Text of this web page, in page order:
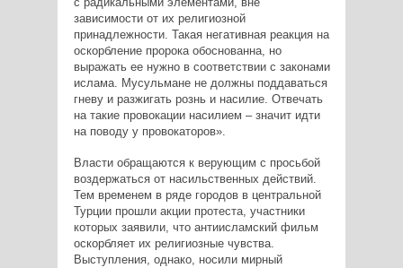
зависимости от их религиозной
принадлежности. Такая негативная реакция на
оскорбление пророка обоснованна, но
выражать ее нужно в соответствии с законами
ислама. Мусульмане не должны поддаваться
гневу и разжигать рознь и насилие. Отвечать
на такие провокации насилием – значит идти
на поводу у провокаторов».
Власти обращаются к верующим с просьбой
воздержаться от насильственных действий.
Тем временем в ряде городов в центральной
Турции прошли акции протеста, участники
которых заявили, что антиисламский фильм
оскорбляет их религиозные чувства.
Выступления, однако, носили мирный